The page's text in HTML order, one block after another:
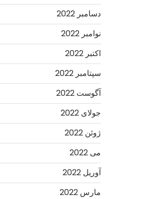
دسامبر 2022
نوامبر 2022
اکتبر 2022
سپتامبر 2022
آگوست 2022
جولای 2022
ژوئن 2022
می 2022
آوریل 2022
مارس 2022